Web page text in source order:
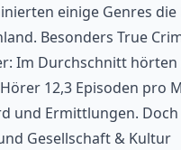
einige Genres die
Besonders True
Im Durchschnitt hörten
12,3 Episoden pro
und Ermittlungen. Doch
Gesellschaft & Kultur